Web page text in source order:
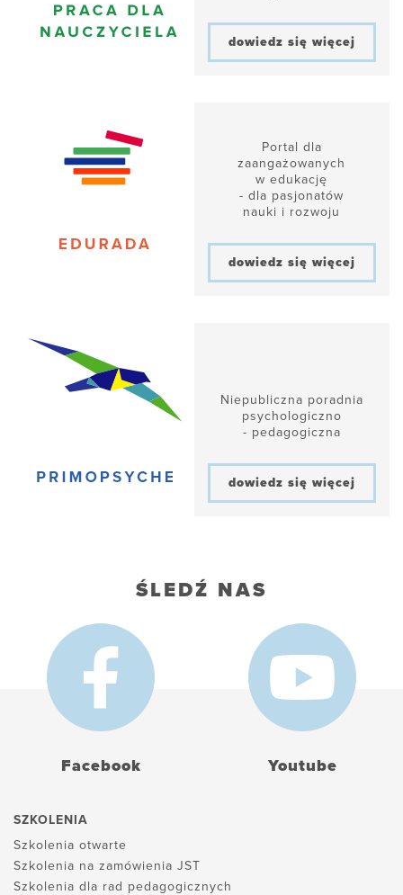
dowiedz się więcej
Portal dla
zaangażowanych
w edukację
- dla pasjonatów
nauki i rozwoju
dowiedz się więcej
Niepubliczna poradnia
psychologiczno
- pedagogiczna
dowiedz się więcej
ŚLEDŹ NAS
Facebook Youtube
SZKOLENIA
Szkolenia otwarte
Szkolenia na zamówienia JST
Szkolenia dla rad pedagogicznych